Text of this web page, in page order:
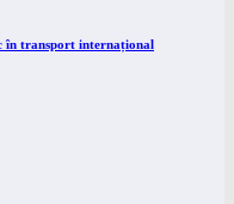
în transport internațional